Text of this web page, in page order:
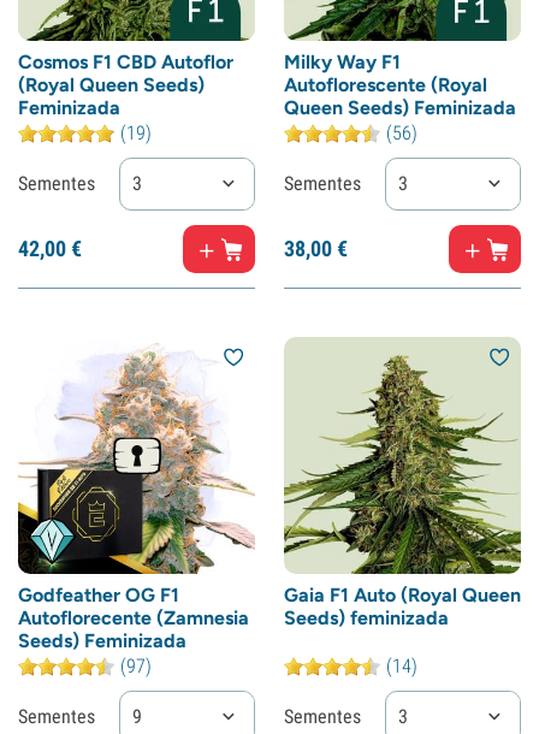
Cosmos F1 CBD Autoflor
(Royal Queen Seeds)
Feminizada
(19)
Sementes 3
42,00€
Milky Way F1
Autoflorescente (Royal
Queen Seeds) Feminizada
(56)
Sementes 3
38,00€
Godfeather OG F1
Autoflorecente (Zamnesia
Seeds) Feminizada
(97)
Sementes 9
Gaia F1 Auto (Royal Queen
Seeds) feminizada
(14)
Sementes 3